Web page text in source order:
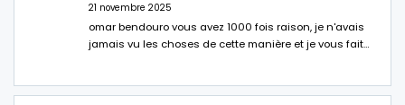
21 novembre 2025
omar bendouro vous avez 1000 fois raison, je n'avais
jamais vu les choses de cette manière et je vous fait…